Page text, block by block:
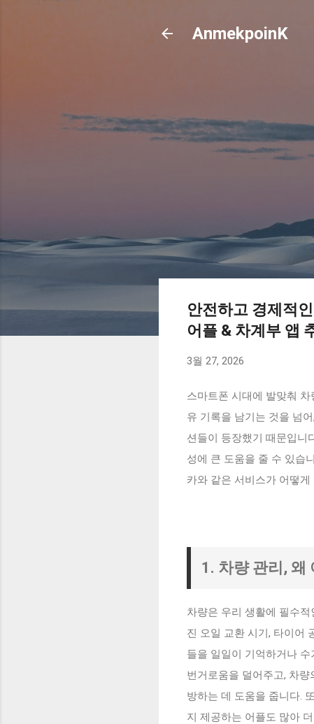
AnmekpoinK
안전하고 경제적
어플 & 차계부 앱
3월 27, 2026
스마트폰 시대에 발맞춰
유 기록을 남기는 것을 넘
션들이 등장했기 때문입니
성에 큰 도움을 줄 수 있습
카와 같은 서비스가 어떻
1. 차량 관리, 왜
차량은 우리 생활에 필수
진 오일 교환 시기, 타이어
들을 일일이 기억하거나
번거로움을 덜어주고, 차
방하는 데 도움을 줍니다.
지 제공하는 어플도 많아